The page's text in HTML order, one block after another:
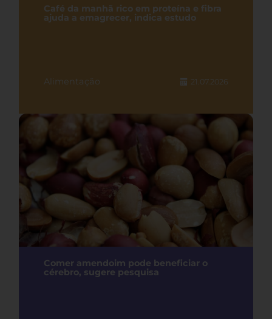
Café da manhã rico em proteína e fibra
ajuda a emagrecer, indica estudo
Alimentação 21.07.2026
Comer amendoim pode beneficiar o
cérebro, sugere pesquisa